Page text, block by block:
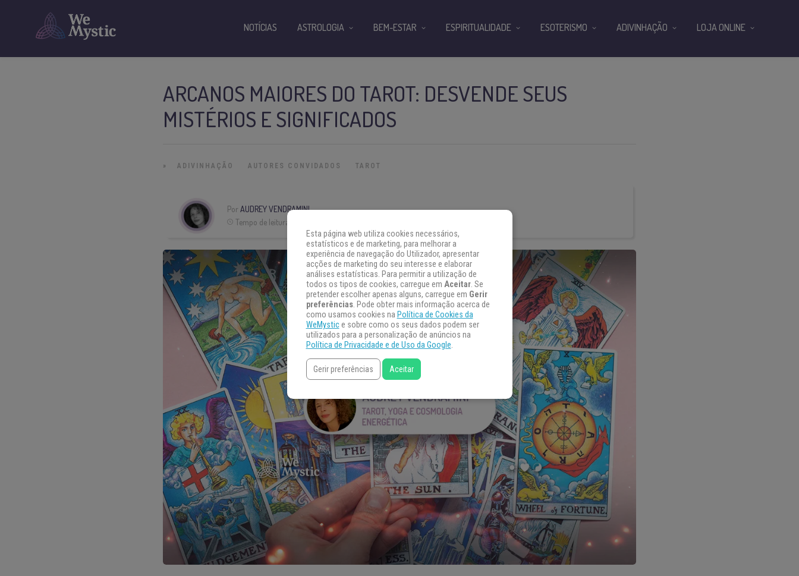
ARCANOS MAIORES DO TAROT: DESVENDE SEUS
MISTÉRIOS E SIGNIFICADOS
» ADIVINHAÇÃO AUTORES CONVIDADOS TAROT
PorAUDREY VENDRAMINI
Tempo de leitura:
NOTÍCIAS ASTROLOGIA BEM-ESTAR ESPIRITUALIDADE ESOTERISMO ADIVINHAÇÃO LOJA ONLINE
Esta página web utiliza cookies necessários,
estatísticos e de marketing, para melhorar a
experiência de navegação do Utilizador, apresentar
acções de marketing do seu interesse e elaborar
análises estatísticas. Para permitir a utilização de
todos os tipos de cookies, carregue em Aceitar. Se
pretender escolher apenas alguns, carregue em Gerir
preferências. Pode obter mais informação acerca de
como usamos cookies na Política de Cookies da
WeMystice sobre como os seus dados podem ser
utilizados para a personalização de anúncios na
Política de Privacidade e de Uso da Google.
Gerir preferências Aceitar